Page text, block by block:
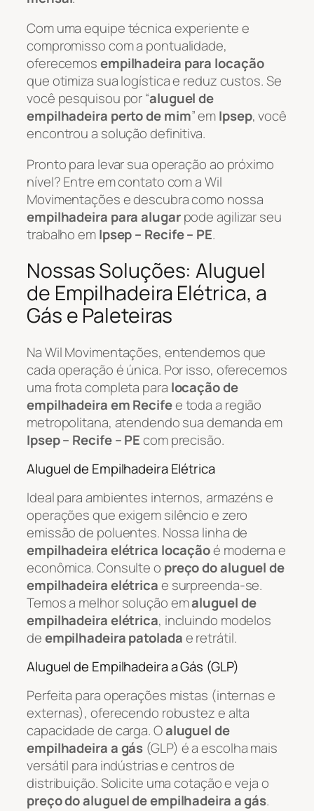
Com uma equipe técnica experiente e
compromisso com a pontualidade,
oferecemosempilhadeira para locação
que otimiza sua logística e reduz custos. Se
você pesquisou por “aluguel de
empilhadeira perto de mim” emIpsep, você
encontrou a solução definitiva.
Pronto para levar sua operação ao próximo
nível? Entre em contato com a Wil
Movimentações e descubra como nossa
empilhadeira para alugarpode agilizar seu
trabalho emIpsep – Recife – PE.
Nossas Soluções: Aluguel
de Empilhadeira Elétrica, a
Gás e Paleteiras
Na Wil Movimentações, entendemos que
cada operação é única. Por isso, oferecemos
uma frota completa para locação de
empilhadeira em Recifee toda a região
metropolitana, atendendo sua demanda em
Ipsep – Recife – PEcom precisão.
Aluguel de Empilhadeira Elétrica
Ideal para ambientes internos, armazéns e
operações que exigem silêncio e zero
emissão de poluentes. Nossa linha de
empilhadeira elétrica locaçãoé moderna e
econômica. Consulte o preço do aluguel de
empilhadeira elétricae surpreenda-se.
Temos a melhor solução emaluguel de
empilhadeira elétrica, incluindo modelos
deempilhadeira patoladae retrátil.
Aluguel de Empilhadeira a Gás (GLP)
Perfeita para operações mistas (internas e
externas), oferecendo robustez e alta
capacidade de carga. Oaluguel de
empilhadeira a gás (GLP) é a escolha mais
versátil para indústrias e centros de
distribuição. Solicite uma cotação e veja o
preço do aluguel de empilhadeira a gás.